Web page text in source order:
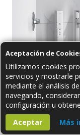
Aceptación de
Utilizamos cookies
servicios y mostrarle
mediante el análisis
navegando,
configuración u
Aceptar
Más